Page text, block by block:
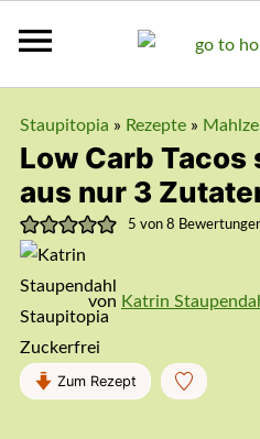
Staupitopia » Rezepte»
Low Carb
aus nur 3
5 von 8
von Katrin
Zum Rezept